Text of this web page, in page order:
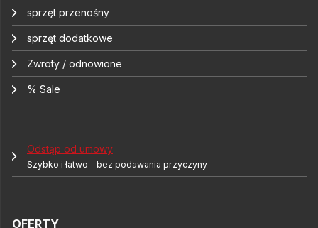
sprzęt przenośny
sprzęt dodatkowe
Zwroty / odnowione
% Sale
Odstąp od umowy
Szybko i łatwo - bez podawania przyczyny
OFERTY